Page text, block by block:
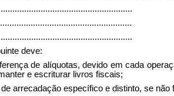
deve:
de alíquotas, devido em cada
e escriturar livros fiscais;
arrecadação específico e distinto, se